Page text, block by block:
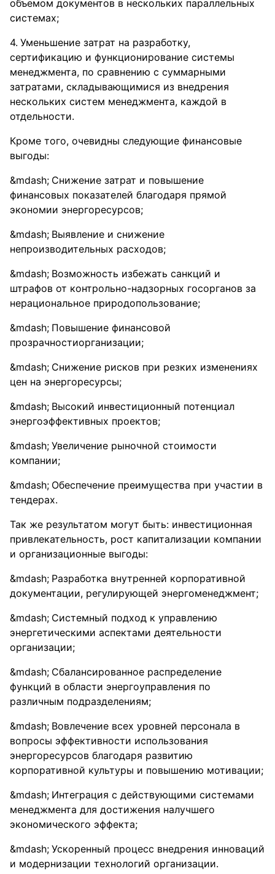
объемом документов в нескольких параллельных
системах;
Уменьшение затрат на разработку,
сертификацию и функционирование системы
менеджмента, по сравнению с суммарными
затратами, складывающимися из внедрения
нескольких систем менеджмента, каждой в
отдельности.
Кроме того, очевидны следующие финансовые
выгоды:
Снижение затрат и повышение
финансовых показателей благодаря прямой
экономии энергоресурсов;
Выявление и снижение
непроизводительных расходов;
Возможность избежать санкций и
штрафов от контрольно-надзорных госорганов за
нерациональное природопользование;
Повышение финансовой
прозрачностиорганизации;
Снижение рисков при резких изменениях
цен на энергоресурсы;
Высокий инвестиционный потенциал
энергоэффективных проектов;
Увеличение рыночной стоимости
компании;
Обеспечение преимущества при участии в
тендерах.
Так же результатом могут быть: инвестиционная
привлекательность, рост капитализации компании
и организационные выгоды:
Разработка внутренней корпоративной
документации, регулирующей энергоменеджмент;
Системный подход к управлению
энергетическими аспектами деятельности
организации;
Сбалансированное распределение
функций в области энергоуправления по
различным подразделениям;
Вовлечение всех уровней персонала в
вопросы эффективности использования
энергоресурсов благодаря развитию
корпоративной культуры и повышению мотивации;
Интеграция с действующими системами
менеджмента для достижения налучшего
экономического эффекта;
Ускоренный процесс внедрения инноваций
и модернизации технологий организации.